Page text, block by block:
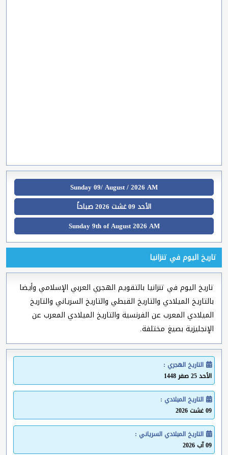
Sunday 09/ August / 2026 AM
الأحد 09 غشت 2026 صباحاً
Sunday 9th of August 2026 AM
تاريخ اليوم في تنزانيا
تاريخ اليوم في تنزانيا بالتقويم الهجري العربي الإسلامي وأيضا
بالتاريخ الميلادي والتاريخ القبطي والتاريخ السرياني والتاريخ
الميلادي المعرب عن الفرنسية والتاريخ الميلادي المعرب عن
الإنجليزية بصيغ مختلفة.
التاريخ الهجري :
الأحد 25 صفر 1448
التاريخ الميلادي :
09 غشت 2026
التاريخ الميلادي السرياني :
09 آب 2026